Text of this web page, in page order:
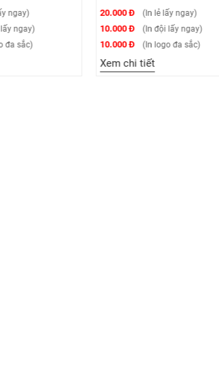
ngay)
ngay)
đa sắc)
20.000 Đ (In lẻ lấy ngay)
10.000 Đ (In đội lấy ngay)
10.000 Đ (In logo đa sắc)
Xem chi tiết